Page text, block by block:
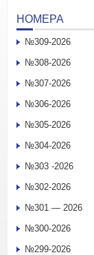
НОМЕРА
№309-2026
№308-2026
№307-2026
№306-2026
№305-2026
№304-2026
№303 -2026
№302-2026
№301 — 2026
№300-2026
№299-2026